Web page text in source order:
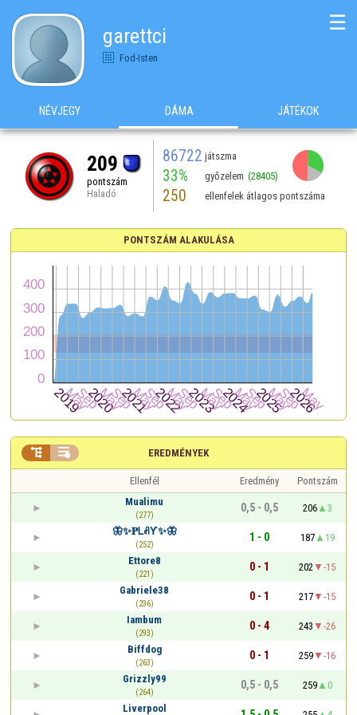
garettci
Fod-Isten
☰
NÉVJEGY DÁMA JÁTÉKOK
209
pontszám
Haladó
86722 játszma
33% győzelem (28405)
250 ellenfelek átlagos pontszáma
PONTSZÁM ALAKULÁSA
EREDMÉNYEK
 
Ellenfél Eredmény
Pontszám
Mualimu
(277)
0,5 - 0,5 206
3
🦋✨𝐏ᏞꋬƳ✨🦋
(252)
1 - 0 187
19
Ettore8
(221)
0 - 1 202
-15
Gabriele38
(236)
0 - 1 217
-15
Iambum
(293)
0 - 4 243
-26
Biffdog
(263)
0 - 1 259
-16
Grizzly99
(264)
0,5 - 0,5 259
0
Liverpool